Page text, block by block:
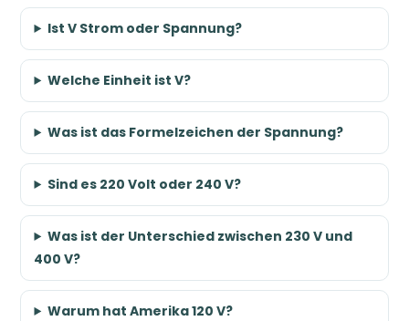
Ist V Strom oder Spannung?
Welche Einheit ist V?
Was ist das Formelzeichen der Spannung?
Sind es 220 Volt oder 240 V?
Was ist der Unterschied zwischen 230 V und
400 V?
Warum hat Amerika 120 V?